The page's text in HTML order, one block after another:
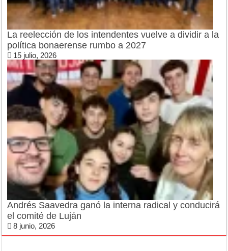
La reelección de los intendentes vuelve a dividir a la
política bonaerense rumbo a 2027
15 julio, 2026
Andrés Saavedra ganó la interna radical y conducirá
el comité de Luján
8 junio, 2026